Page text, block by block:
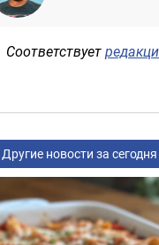
Соответствует
Другие новости за сегодня